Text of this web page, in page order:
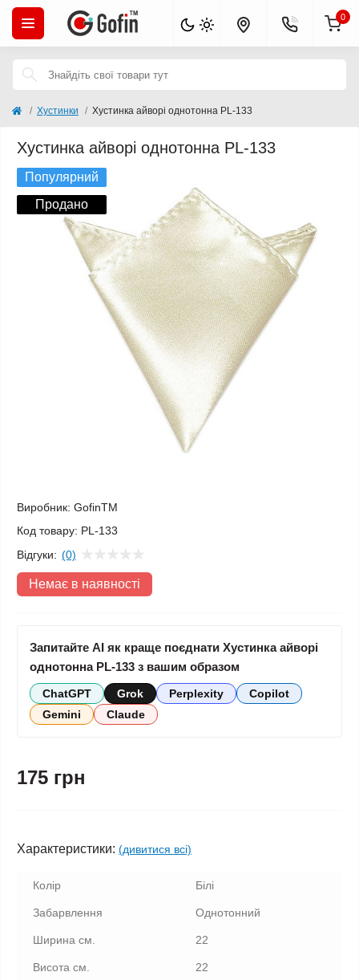
0
Хустинки Хустинка айворі однотонна PL-133
Хустинка айворі однотонна PL-133
Популярний
Продано
Виробник: GofinTM
Код товару: PL-133
Відгуки: (0)
Немає в наявності
Запитайте AI як краще поєднати Хустинка айворі
однотонна PL-133 з вашим образом
ChatGPT Grok Perplexity
Copilot
Gemini
Claude
175 грн
Характеристики: (дивитися всі)
Колір Білі
Забарвлення Однотонний
Ширина см. 22
Висота см. 22